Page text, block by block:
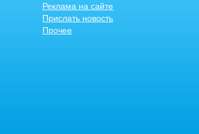
Реклама на сайте
Прислать новость
Прочее